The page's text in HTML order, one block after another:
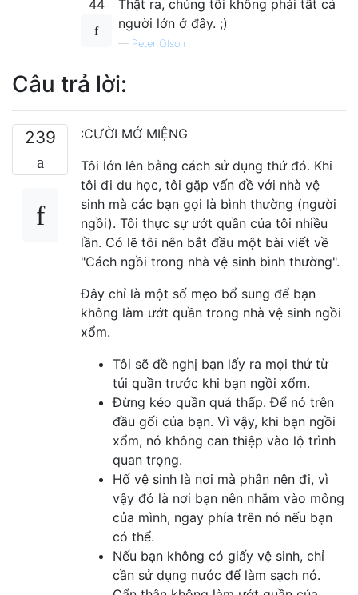
44
Thật ra, chúng tôi không phải tất cả
người lớn ở đây. ;)
— Peter Olson
Câu trả lời:
239
:CƯỜI MỞ MIỆNG
Tôi lớn lên bằng cách sử dụng thứ đó. Khi
tôi đi du học, tôi gặp vấn đề với nhà vệ
sinh mà các bạn gọi là bình thường (người
ngồi). Tôi thực sự ướt quần của tôi nhiều
lần. Có lẽ tôi nên bắt đầu một bài viết về
"Cách ngồi trong nhà vệ sinh bình thường".
Đây chỉ là một số mẹo bổ sung để bạn
không làm ướt quần trong nhà vệ sinh ngồi
xổm.
Tôi sẽ đề nghị bạn lấy ra mọi thứ từ
túi quần trước khi bạn ngồi xổm.
Đừng kéo quần quá thấp. Để nó trên
đầu gối của bạn. Vì vậy, khi bạn ngồi
xổm, nó không can thiệp vào lộ trình
quan trọng.
Hố vệ sinh là nơi mà phân nên đi, vì
vậy đó là nơi bạn nên nhắm vào mông
của mình, ngay phía trên nó nếu bạn
có thể.
Nếu bạn không có giấy vệ sinh, chỉ
cần sử dụng nước để làm sạch nó.